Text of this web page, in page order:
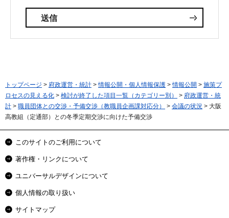
トップページ > 府政運営・統計 >情報公開・個人情報保護 >情報公開 > 施策プ
ロセスの見える化 > 検討が終了した項目一覧（カテゴリー別） > 府政運営・統
計 > 職員団体との交渉・予備交渉（教職員企画課対応分） > 会議の状況 > 大阪
高教組（定通部）との冬季定期交渉に向けた予備交渉
このサイトのご利用について
著作権・リンクについて
ユニバーサルデザインについて
個人情報の取り扱い
サイトマップ